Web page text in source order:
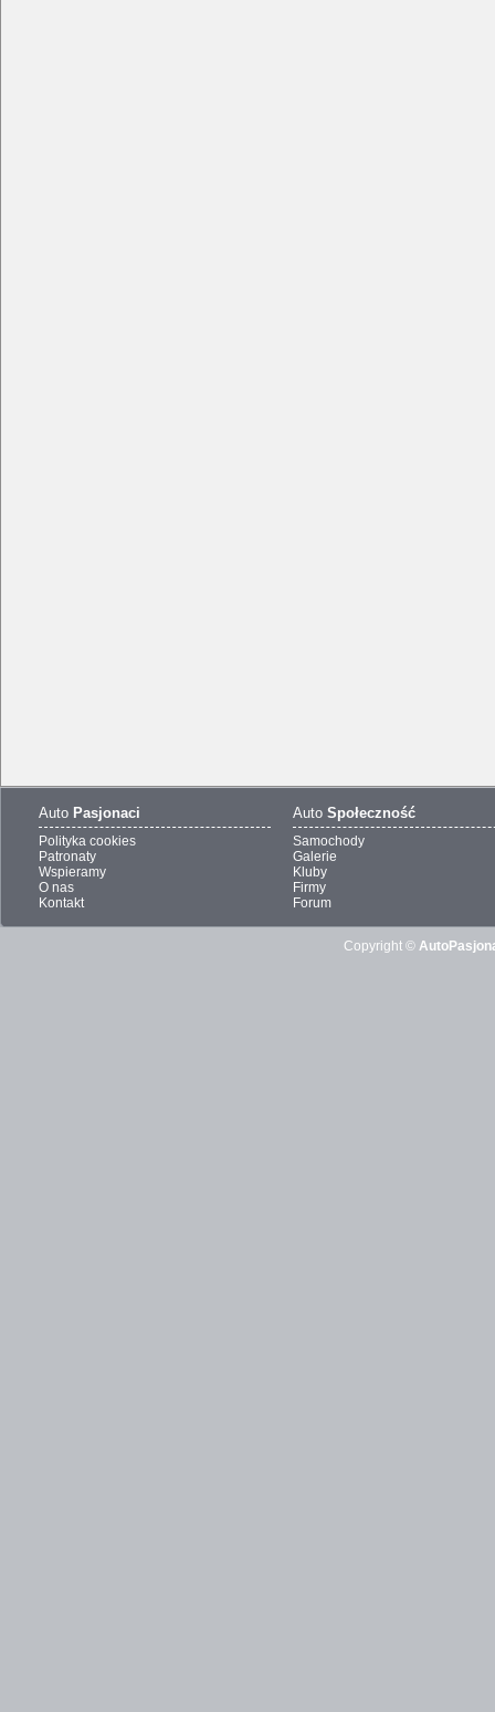
Auto Pasjonaci
Polityka cookies
Patronaty
Wspieramy
O nas
Kontakt
Auto Społeczność
Samochody
Galerie
Kluby
Firmy
Forum
Copyright ©